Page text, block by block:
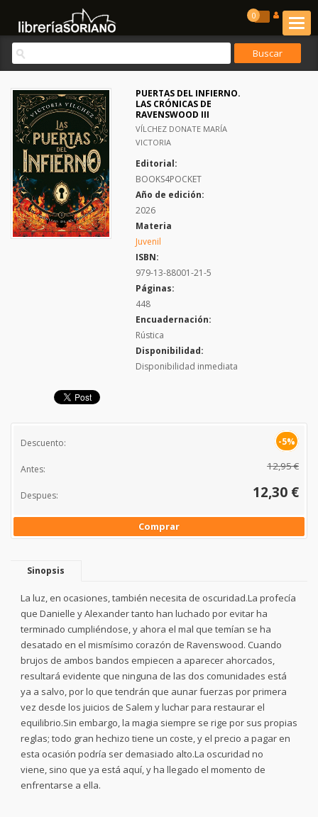
0
PUERTAS DEL INFIERNO.
LAS CRÓNICAS DE
RAVENSWOOD III
VÍLCHEZ DONATE MARÍA
VICTORIA
Editorial:
BOOKS4POCKET
Año de edición:
2026
Materia
Juvenil
ISBN:
979-13-88001-21-5
Páginas:
448
Encuadernación:
Rústica
Disponibilidad:
Disponibilidad inmediata
Descuento: -5%
Antes: 12,95 €
Despues: 12,30 €
Comprar
Sinopsis
La luz, en ocasiones, también necesita de oscuridad.La profecía
que Danielle y Alexander tanto han luchado por evitar ha
terminado cumpliéndose, y ahora el mal que temían se ha
desatado en el mismísimo corazón de Ravenswood. Cuando
brujos de ambos bandos empiecen a aparecer ahorcados,
resultará evidente que ninguna de las dos comunidades está
ya a salvo, por lo que tendrán que aunar fuerzas por primera
vez desde los juicios de Salem y luchar para restaurar el
equilibrio.Sin embargo, la magia siempre se rige por sus propias
reglas; todo gran hechizo tiene un coste, y el precio a pagar en
esta ocasión podría ser demasiado alto.La oscuridad no
viene, sino que ya está aquí, y ha llegado el momento de
enfrentarse a ella.